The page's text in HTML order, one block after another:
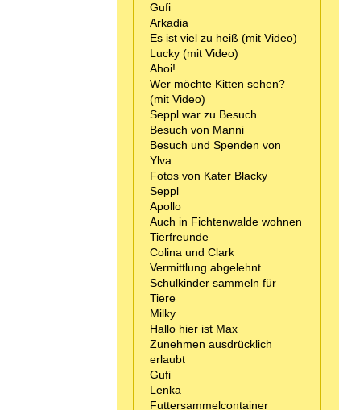
Gufi
Arkadia
Es ist viel zu heiß (mit Video)
Lucky (mit Video)
Ahoi!
Wer möchte Kitten sehen?
(mit Video)
Seppl war zu Besuch
Besuch von Manni
Besuch und Spenden von
Ylva
Fotos von Kater Blacky
Seppl
Apollo
Auch in Fichtenwalde wohnen
Tierfreunde
Colina und Clark
Vermittlung abgelehnt
Schulkinder sammeln für
Tiere
Milky
Hallo hier ist Max
Zunehmen ausdrücklich
erlaubt
Gufi
Lenka
Futtersammelcontainer